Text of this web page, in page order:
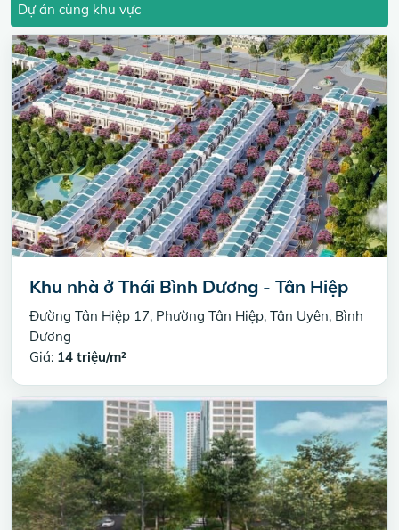
Dự án cùng khu vực
Khu nhà ở Thái Bình Dương - Tân Hiệp
Đường Tân Hiệp 17, Phường Tân Hiệp, Tân Uyên, Bình
Dương
Giá: 14 triệu/m²